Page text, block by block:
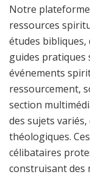
Notre
ressources
études bibliques,
guides pratiques
événements
ressourcement,
section
des sujets
théologiques.
célibataires
construisant des